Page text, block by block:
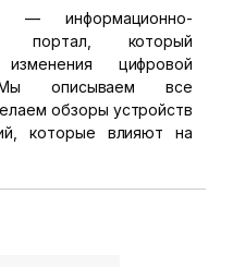
— информационно-
портал, который
изменения цифровой
Мы описываем все
обзоры устройств
которые влияют на